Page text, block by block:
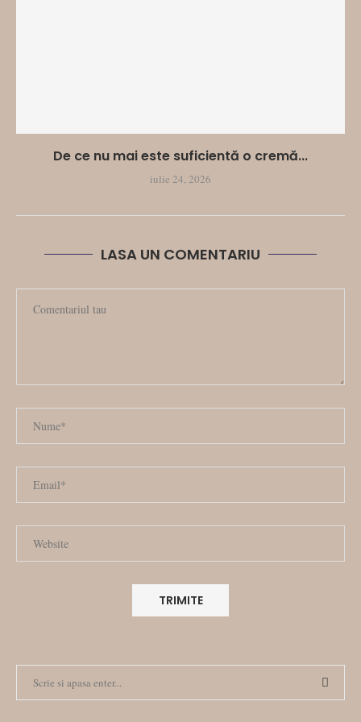
De ce nu mai este suficientă o cremă...
iulie 24, 2026
LASA UN COMENTARIU